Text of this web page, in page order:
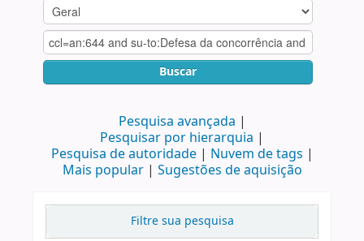
Buscar
Pesquisa avançada
Pesquisar por hierarquia
Pesquisa de autoridade
Nuvem de tags
Mais popular
Sugestões de aquisição
Filtre sua pesquisa